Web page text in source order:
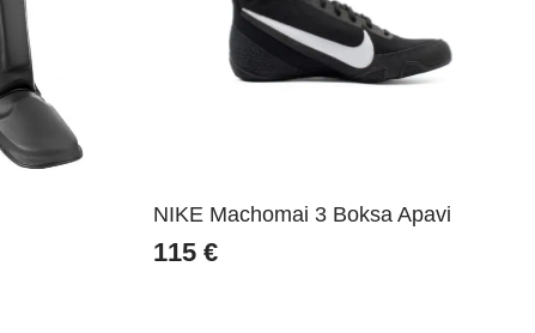
NIKE Machomai 3 Boksa Apavi
115€